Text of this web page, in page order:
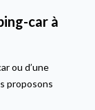
car à
ou d’une
proposons